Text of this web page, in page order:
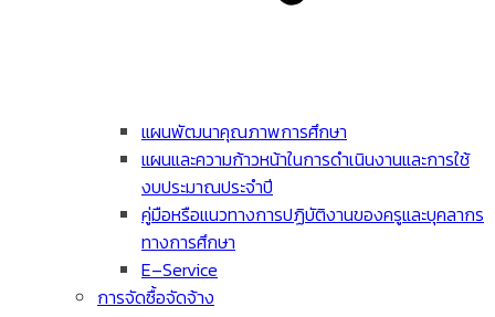
แผนพัฒนาคุณภาพการศึกษา
แผนและความก้าวหน้าในการดําเนินงานและการใช้
งบประมาณประจําปี
คู่มือหรือแนวทางการปฏิบัติงานของครูและบุคลากร
ทางการศึกษา
E–Service
การจัดซื้อจัดจ้าง